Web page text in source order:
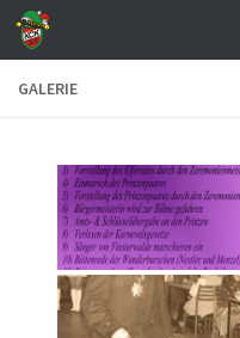
Zum Inhalt springen
GALERIE